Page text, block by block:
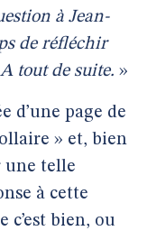
à Jean-
de réfléchir
tout de suite. »
d’une page de
» et, bien
une telle
à cette
c’est bien, ou